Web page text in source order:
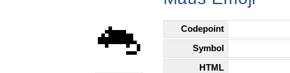
🐁 Codepoint
Symbol
HTML